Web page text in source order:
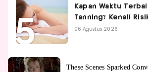
Kapan Waktu
Tanning? Kenali
06 Agustus 2026